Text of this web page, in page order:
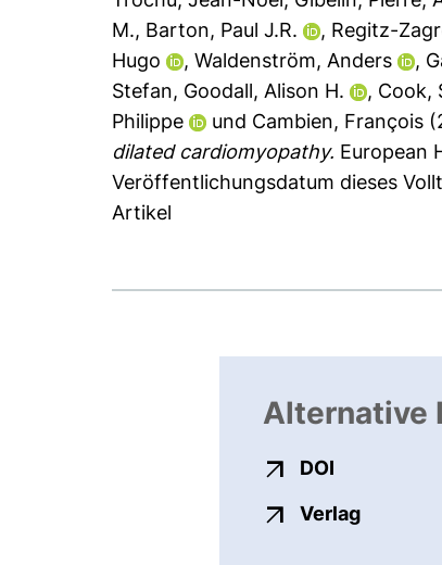
M., Barton, Paul J.R. , Regitz-
Hugo
,Waldenström, Anders ,
Stefan, Goodall, Alison H. , Cook,
Philippe
und Cambien, François
dilated cardiomyopathy. European
Veröffentlichungsdatum dieses
Artikel
Alternative
DOI
Verlagexterner